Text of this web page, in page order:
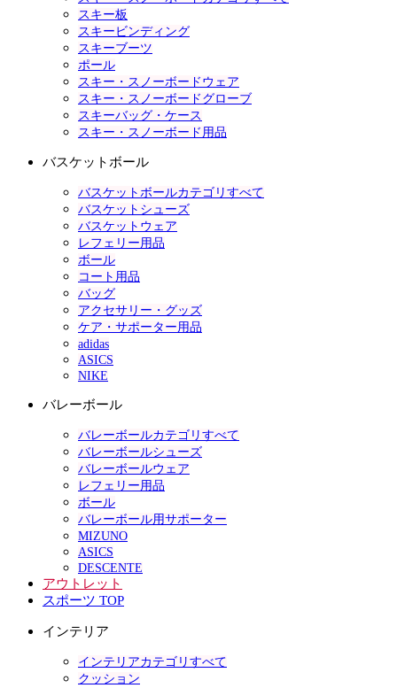
スキー板
スキービンディング
スキーブーツ
ポール
スキー・スノーボードウェア
スキー・スノーボードグローブ
スキーバッグ・ケース
スキー・スノーボード用品
バスケットボール
バスケットボールカテゴリすべて
バスケットシューズ
バスケットウェア
レフェリー用品
ボール
コート用品
バッグ
アクセサリー・グッズ
ケア・サポーター用品
adidas
ASICS
NIKE
バレーボール
バレーボールカテゴリすべて
バレーボールシューズ
バレーボールウェア
レフェリー用品
ボール
バレーボール用サポーター
MIZUNO
ASICS
DESCENTE
アウトレット
スポーツ TOP
インテリア
インテリアカテゴリすべて
クッション